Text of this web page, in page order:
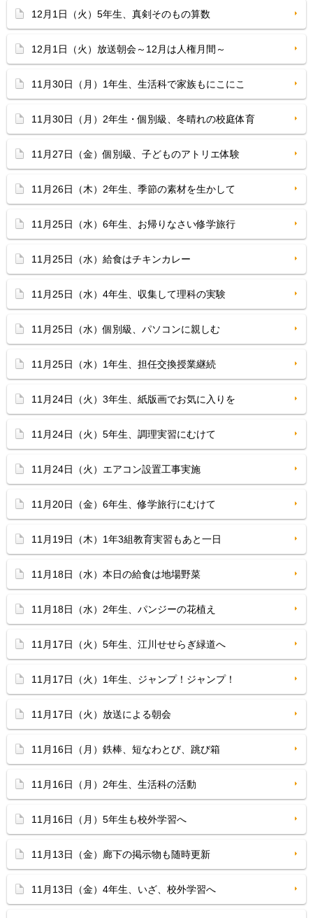
12月1日（火）5年生、真剣そのもの算数
12月1日（火）放送朝会～12月は人権月間～
11月30日（月）1年生、生活科で家族もにこにこ
11月30日（月）2年生・個別級、冬晴れの校庭体育
11月27日（金）個別級、子どものアトリエ体験
11月26日（木）2年生、季節の素材を生かして
11月25日（水）6年生、お帰りなさい修学旅行
11月25日（水）給食はチキンカレー
11月25日（水）4年生、収集して理科の実験
11月25日（水）個別級、パソコンに親しむ
11月25日（水）1年生、担任交換授業継続
11月24日（火）3年生、紙版画でお気に入りを
11月24日（火）5年生、調理実習にむけて
11月24日（火）エアコン設置工事実施
11月20日（金）6年生、修学旅行にむけて
11月19日（木）1年3組教育実習もあと一日
11月18日（水）本日の給食は地場野菜
11月18日（水）2年生、パンジーの花植え
11月17日（火）5年生、江川せせらぎ緑道へ
11月17日（火）1年生、ジャンプ！ジャンプ！
11月17日（火）放送による朝会
11月16日（月）鉄棒、短なわとび、跳び箱
11月16日（月）2年生、生活科の活動
11月16日（月）5年生も校外学習へ
11月13日（金）廊下の掲示物も随時更新
11月13日（金）4年生、いざ、校外学習へ